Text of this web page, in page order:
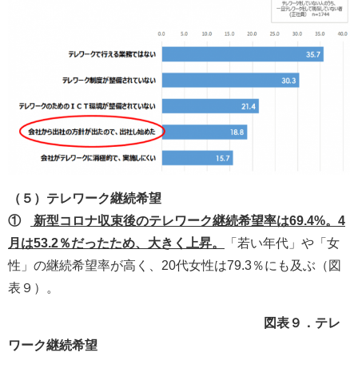
（５）テレワーク継続希望
①
新型コロナ収束後のテレワーク継続希望率は69.4%。4
月は53.2％だったため、大きく上昇。
「若い年代」や「女
性」の継続希望率が高く、20代女性は79.3％にも及ぶ（図
表９）。
図表９．テレ
ワーク継続希望